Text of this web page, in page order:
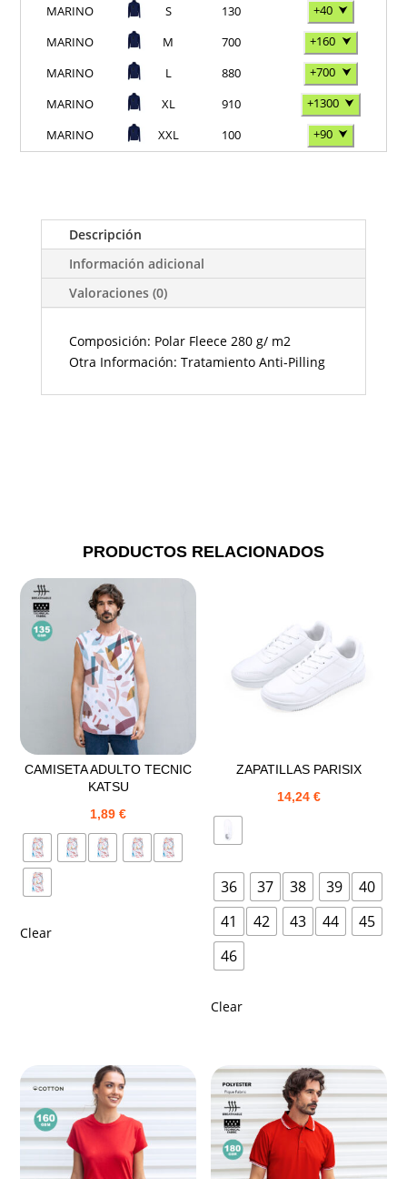
MARINO S 130 +40 ⮟
MARINO
M 700 +160 ⮟
MARINO
L 880 +700 ⮟
MARINO
XL 910 +1300 ⮟
MARINO
XXL 100 +90 ⮟
Descripción
Información adicional
Valoraciones (0)
Composición: Polar Fleece 280 g/ m2
Otra Información: Tratamiento Anti-Pilling
PRODUCTOS RELACIONADOS
CAMISETA ADULTO TECNIC
KATSU
1,89€
Clear
ZAPATILLAS PARISIX
14,24 €
36 37 38 39
40
41
42 43 44
45
46
Clear